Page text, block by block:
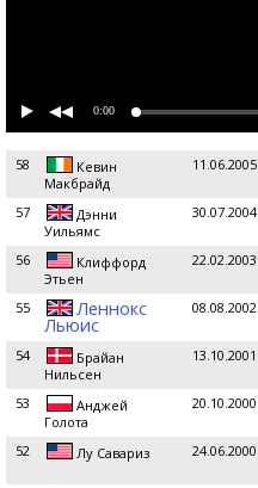
0:00
58
Кевин
Макбрайд
11.06.2005
57
Дэнни
Уильямс
30.07.2004
56
Клиффорд
Этьен
22.02.2003
55 Леннокс
Льюис
08.08.2002
54
Брайан
Нильсен
13.10.2001
53
Анджей
Голота
20.10.2000
52 Лу Савариз 24.06.2000